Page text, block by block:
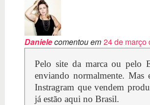
Danielecomentou em 24 de março
Pelo site da marca ou pelo
enviando normalmente. Mas
Instragram que vendem
já estão aqui no Brasil.